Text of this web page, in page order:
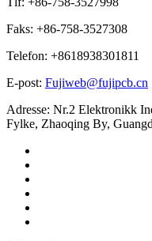
Faks: +86-758-3527308
Telefon: +8618938301811
E-post: Fujiweb@fujipcb.cn
Adresse: Nr.2 Elektronikk
Fylke, Zhaoqing By,